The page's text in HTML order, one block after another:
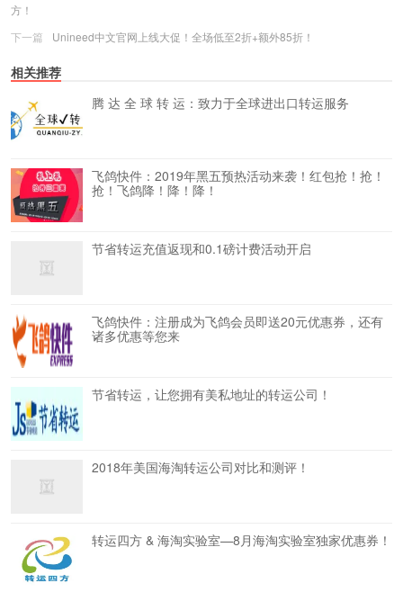
方！
下一篇
Unineed中文官网上线大促！全场低至2折+额外85折！
相关推荐
腾 达 全 球 转 运：致力于全球进出口转运服务
飞鸽快件：2019年黑五预热活动来袭！红包抢！抢！
抢！飞鸽降！降！降！
节省转运充值返现和0.1磅计费活动开启
飞鸽快件：注册成为飞鸽会员即送20元优惠券，还有
诸多优惠等您来
节省转运，让您拥有美私地址的转运公司！
2018年美国海淘转运公司对比和测评！
转运四方 & 海淘实验室—8月海淘实验室独家优惠券！